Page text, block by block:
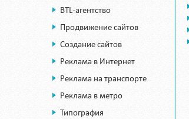
BTL-агентство
Продвижение сайтов
Создание сайтов
Реклама в Интернет
Реклама на транспорте
Реклама в метро
Типография